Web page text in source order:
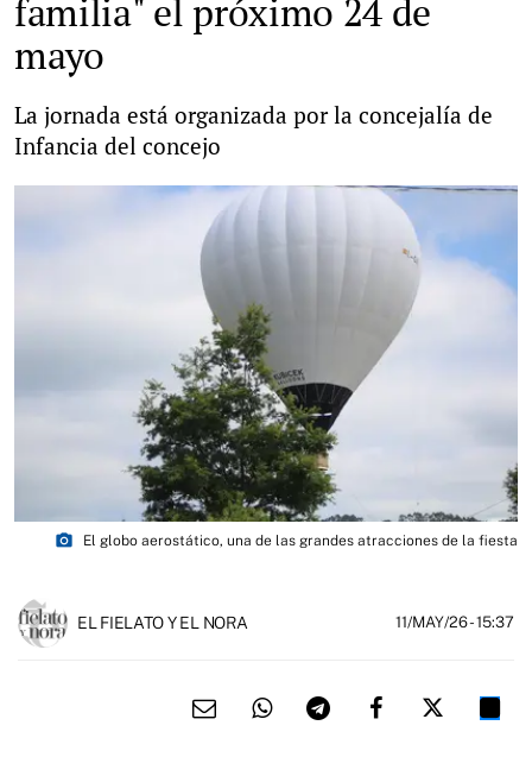
familia" el próximo 24 de
mayo
La jornada está organizada por la concejalía de
Infancia del concejo
photo_camera El globo aerostático, una de las grandes atracciones de la fiesta
EL FIELATO Y EL NORA 11/MAY/26- 15:37